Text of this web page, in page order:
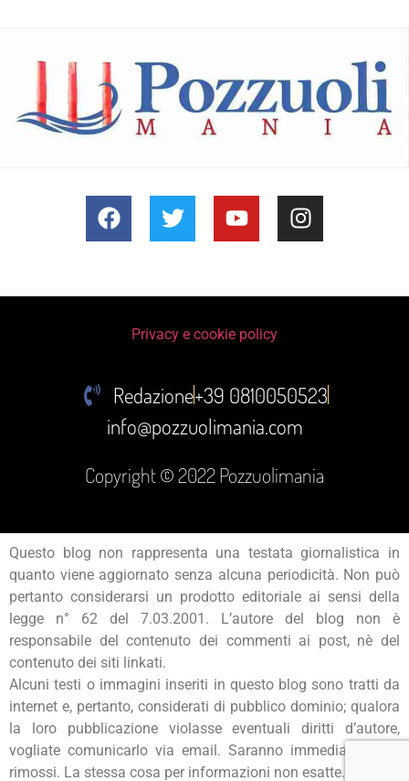
Copyright © 2022 Pozzuolimania
Redazione+39 0810050523
info@pozzuolimania.com
Privacy e cookie policy
Questo blog non rappresenta una testata giornalistica in
quanto viene aggiornato senza alcuna periodicità. Non può
pertanto considerarsi un prodotto editoriale ai sensi della
legge n° 62 del 7.03.2001. L’autore del blog non è
responsabile del contenuto dei commenti ai post, nè del
contenuto dei siti linkati.
Alcuni testi o immagini inseriti in questo blog sono tratti da
internet e, pertanto, considerati di pubblico dominio; qualora
la loro pubblicazione violasse eventuali diritti d’autore,
vogliate comunicarlo via email. Saranno immediatamente
rimossi. La stessa cosa per informazioni non esatte.